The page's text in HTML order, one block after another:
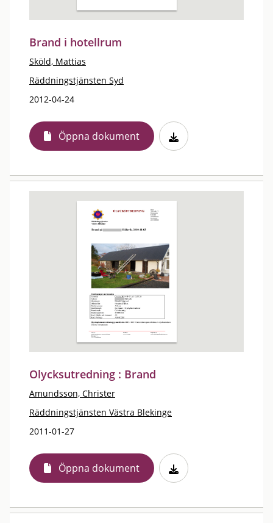
Brand i hotellrum
Sköld, Mattias
Räddningstjänsten Syd
2012-04-24
Öppna dokument
Olycksutredning : Brand
Amundsson, Christer
Räddningstjänsten Västra Blekinge
2011-01-27
Öppna dokument